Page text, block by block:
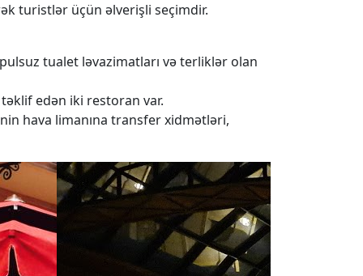
turistlər üçün əlverişli seçimdir.
tualet ləvazimatları və terliklər olan
edən iki restoran var.
hava limanına transfer xidmətləri,